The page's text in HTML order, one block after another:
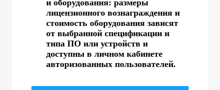
и оборудования: размеры
лицензионного вознаграждения и
стоимость оборудования зависят
от выбранной спецификации и
типа ПО или устройств и
доступны в личном кабинете
авторизованных пользователей.